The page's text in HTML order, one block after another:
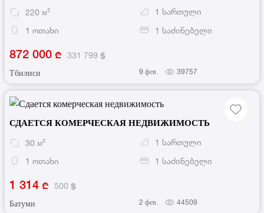
220 м² 1 სართული
1 ოთახი 1 საძინებელი
872 000
331 799
Тбилиси
9 фев. 39757
СДАЕТСЯ КОМЕРЧЕСКАЯ НЕДВИЖИМОСТЬ
30 м² 1 სართული
1 ოთახი 1 საძინებელი
1 314
500
Батуми
2 фев. 44509